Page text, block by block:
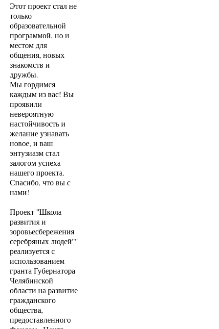
Этот проект стал не
только
образовательной
программой, но и
местом для
общения, новых
знакомств и
дружбы.
Мы гордимся
каждым из вас! Вы
проявили
невероятную
настойчивость и
желание узнавать
новое, и ваш
энтузиазм стал
залогом успеха
нашего проекта.
Спасибо, что вы с
нами!
Проект "Школа
развития и
зоровьесбережения
серебряных людей""
реализуется с
использованием
гранта Губернатора
Челябинской
области на развитие
гражданского
общества,
предоставленного